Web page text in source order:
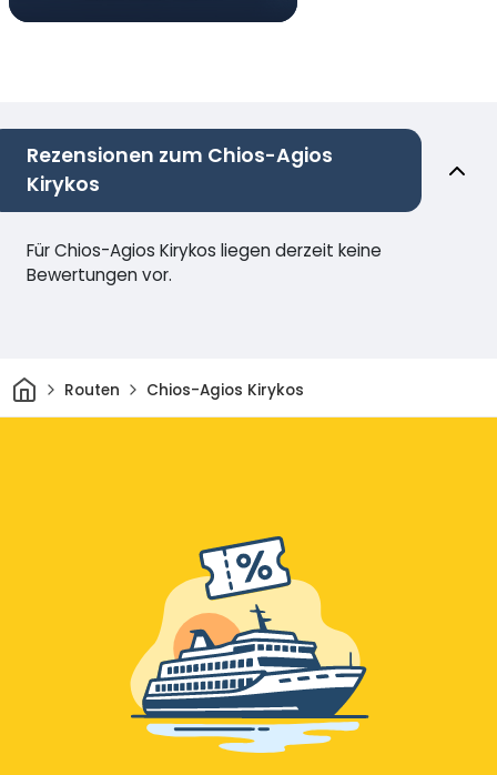
Rezensionen zum Chios-Agios
Kirykos
Für Chios-Agios Kirykos liegen derzeit keine
Bewertungen vor.
HeimRouten Chios-Agios Kirykos